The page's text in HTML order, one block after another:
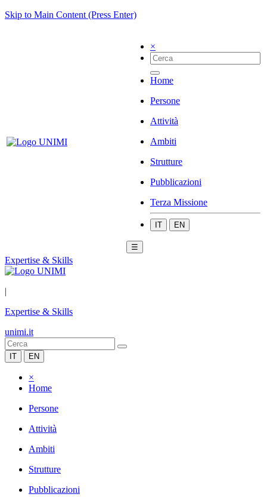
Skip to Main Content (Press Enter)
×
Home
Persone
Attività
Ambiti
Strutture
Pubblicazioni
Terza Missione
IT EN
☰
Expertise & Skills
|
Expertise & Skills
unimi.it
IT EN
×
Home
Persone
Attività
Ambiti
Strutture
Pubblicazioni